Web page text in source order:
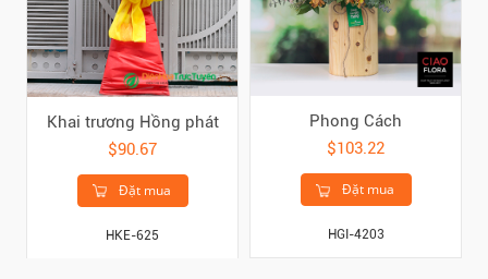
Khai trương Hồng phát
$90.67
Đặt mua
HKE-625
Phong Cách
$103.22
Đặt mua
HGI-4203